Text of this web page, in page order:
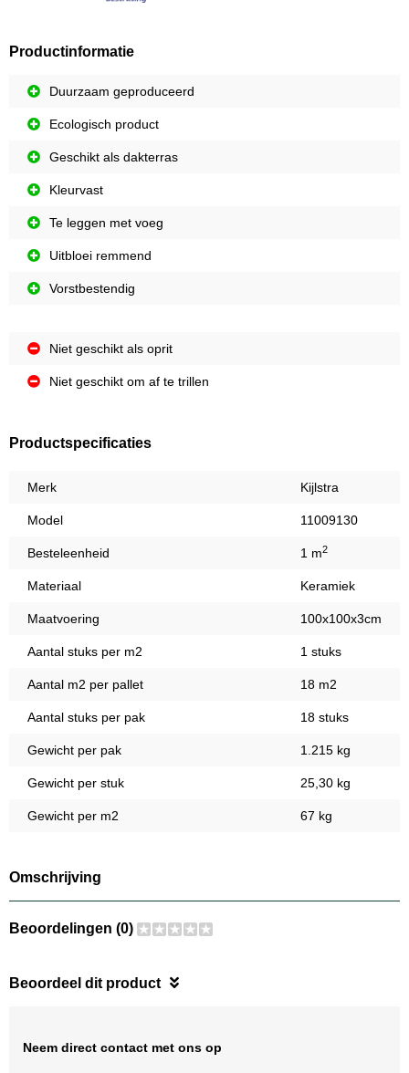
Productinformatie
Duurzaam geproduceerd
Ecologisch product
Geschikt als dakterras
Kleurvast
Te leggen met voeg
Uitbloei remmend
Vorstbestendig
Niet geschikt als oprit
Niet geschikt om af te trillen
Productspecificaties
Merk Kijlstra
Model 11009130
Besteleenheid 1 m2
Materiaal Keramiek
Maatvoering 100x100x3cm
Aantal stuks per m2 1 stuks
Aantal m2 per pallet 18 m2
Aantal stuks per pak 18 stuks
Gewicht per pak 1.215 kg
Gewicht per stuk 25,30 kg
Gewicht per m2 67 kg
Omschrijving
Beoordelingen (0)
Beoordeel dit product
Neem direct contact met ons op